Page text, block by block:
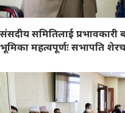
संसदीय समितिलाई प्रभावकारी
भूमिका महत्वपूर्णः सभापति